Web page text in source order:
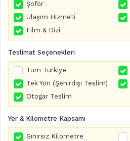
Şoför
Ulaşım Hizmeti
Film & Dizi
Teslimat Seçenekleri
Tüm Türkiye
Tek Yön (Şehirdışı Teslim)
Otogar Teslim
Yer & Kilometre Kapsamı
Sınırsız Kilometre